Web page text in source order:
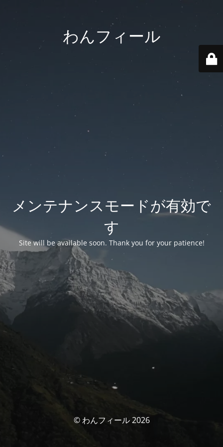
わんフィール
メンテナンスモードが有効で
す
Site will be available soon. Thank you for your patience!
© わんフィール 2026